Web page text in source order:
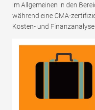
im Allgemeinen in den
während eine CMA-
Kosten- und